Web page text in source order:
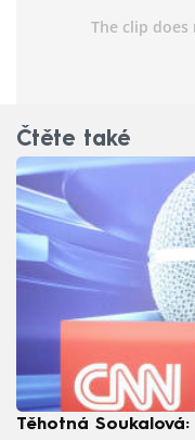
Čtěte také
Těhotná